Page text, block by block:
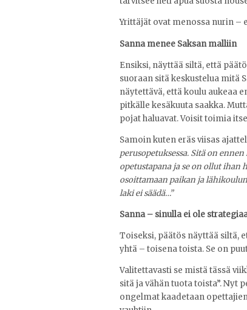
Yrittäjät ovat menossa nurin –
Sanna menee Saksan malliin
Ensiksi, näyttää siltä, että
suoraan sitä keskustelua mitä
näytettävä, että koulu aukeaa
pitkälle kesäkuuta saakka.
pojat haluavat. Voisit toimia
Samoin kuten eräs viisas
perusopetuksessa. Sitä on
opetustapana ja se on ollut ihan
osoittamaan paikan ja
laki ei säädä…”
Sanna – sinulla ei ole
Toiseksi, päätös näyttää siltä,
yhtä – toisena toista. Se on
Valitettavasti se mistä tässä
sitä ja vähän tuota toista”. Nyt
ongelmat kaadetaan